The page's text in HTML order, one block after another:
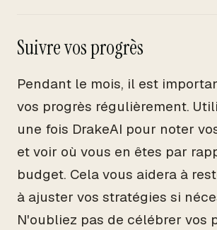
Suivre vos progrès
Pendant le mois, il est
vos progrès régulièrement.
une fois DrakeAI pour noter
et voir où vous en êtes par
budget. Cela vous aidera à
à ajuster vos stratégies si
N'oubliez pas de célébrer vos